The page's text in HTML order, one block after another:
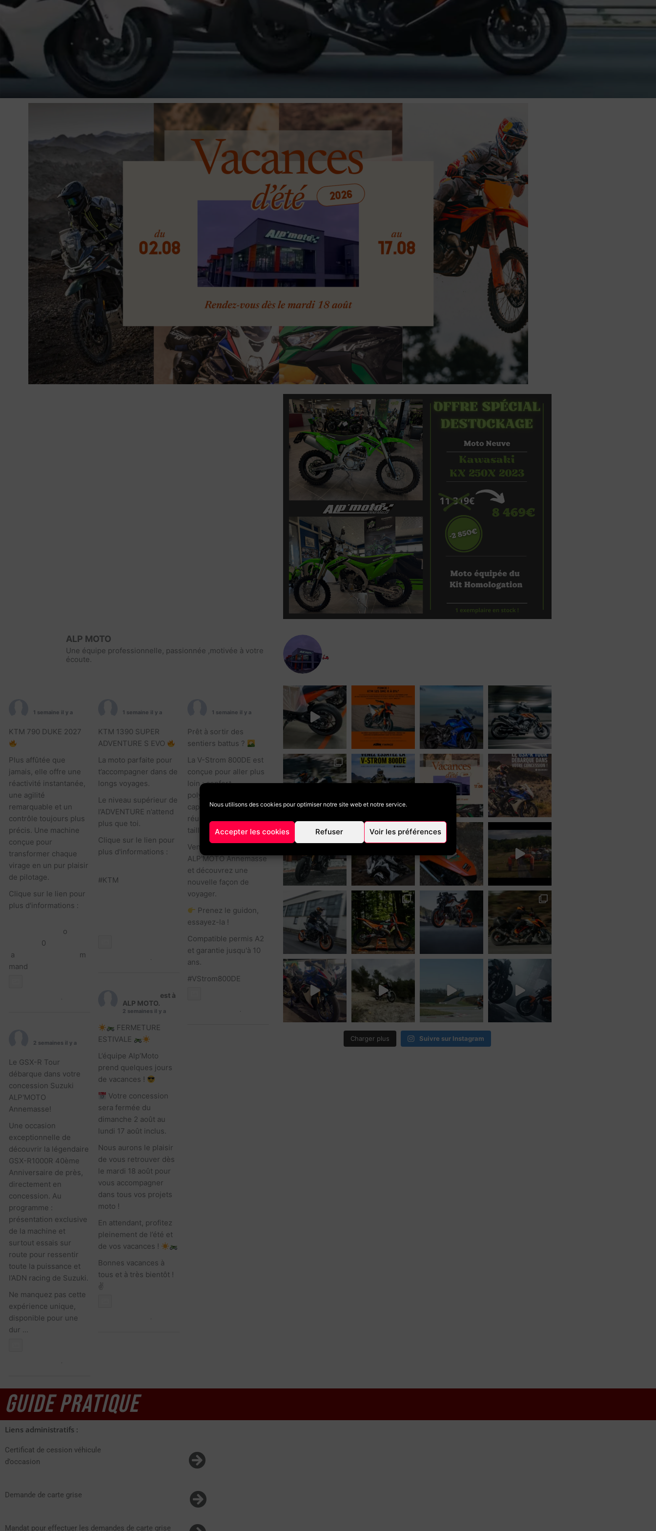
Nous utilisons des cookies pour optimiser notre site web et notre service.
Accepter les cookies Refuser Voir les préférences
ALP MOTO
Une équipe professionnelle, passionnée ,motivée à votre
écoute.
1 semaine il y a
KTM 790 DUKE 2027
Plus affûtée que
jamais, elle offre une
réactivité instantanée,
une agilité
remarquable et un
contrôle toujours plus
précis. Une machine
conçue pour
transformer chaque
virage en un pur plaisir
de pilotage.
Clique sur le lien pour
plus d'informations :
o
0
a
m
mand
·
1 semaine il y a
KTM 1390 SUPER
ADVENTURE S EVO
La moto parfaite pour
t’accompagner dans de
longs voyages.
Le niveau supérieur de
l’ADVENTURE n’attend
plus que toi.
Clique sur le lien pour
plus d'informations :
#KTM
·
1 semaine il y a
Prêt à sortir des
sentiers battus ?
La V-Strom 800DE est
conçue pour aller plus
loin : confort,
polyvalence et
capacités off-road
réunies dans un trail
taillé pour l’exploration.
Venez la tester chez
ALP'MOTO Annemasse
et découvrez une
nouvelle façon de
voyager.
Prenez le guidon,
essayez-la !
Compatible permis A2
et garantie jusqu'à 10
ans.
#VStrom800DE
·
est à
ALP MOTO.
2 semaines il y a
FERMETURE
ESTIVALE
L’équipe Alp’Moto
prend quelques jours
de vacances !
Votre concession
sera fermée du
dimanche 2 août au
lundi 17 août inclus.
Nous aurons le plaisir
de vous retrouver dès
le mardi 18 août pour
vous accompagner
dans tous vos projets
moto !
En attendant, profitez
pleinement de l’été et
de vos vacances !
Bonnes vacances à
tous et à très bientôt !
✌️
·
2 semaines il y a
Le GSX-R Tour
débarque dans votre
concession Suzuki
ALP'MOTO
Annemasse!
Une occasion
exceptionnelle de
découvrir la légendaire
GSX-R1000R 40ème
Anniversaire de près,
directement en
concession. Au
programme :
présentation exclusive
de la machine et
surtout essais sur
route pour ressentir
toute la puissance et
l’ADN racing de Suzuki.
Ne manquez pas cette
expérience unique,
disponible pour une
dur ...
·
Charger plus Suivre sur Instagram
GUIDE PRATIQUE
Liens administratifs :
Certificat de cession véhicule
d’occasion
Demande de carte grise
Mandat pour effectuer les demandes de carte grise